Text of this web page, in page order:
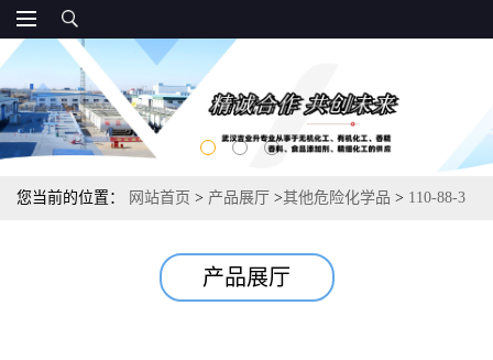
您当前的位置： 网站首页 > 产品展厅 >其他危险化学品 > 110-88-3
产品展厅